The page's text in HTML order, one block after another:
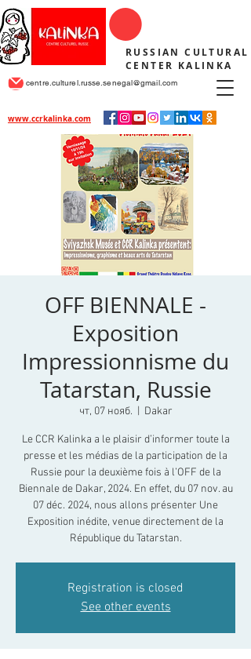
RUSSIAN CULTURAL
CENTER KALINKA
centre.culturel.russe.senegal@gmail.com
www.ccrkalinka.com
OFF BIENNALE -
Exposition
Impressionnisme du
Tatarstan, Russie
чт, 07 нояб. Dakar
Le CCR Kalinka a le plaisir d’informer toute la
presse et les médias de la participation de la
Russie pour la deuxième fois à l’OFF de la
Biennale de Dakar, 2024. En effet, du 07 nov. au
07 déc. 2024, nous allons présenter Une
Exposition inédite, venue directement de la
République du Tatarstan.
Registration is closed
See other events